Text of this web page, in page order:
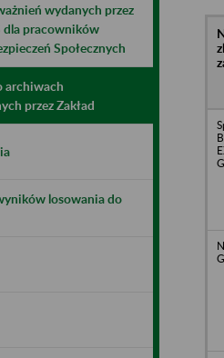
wydanych przez
dla pracowników
Społecznych
archiwach
przez Zakład
losowania do